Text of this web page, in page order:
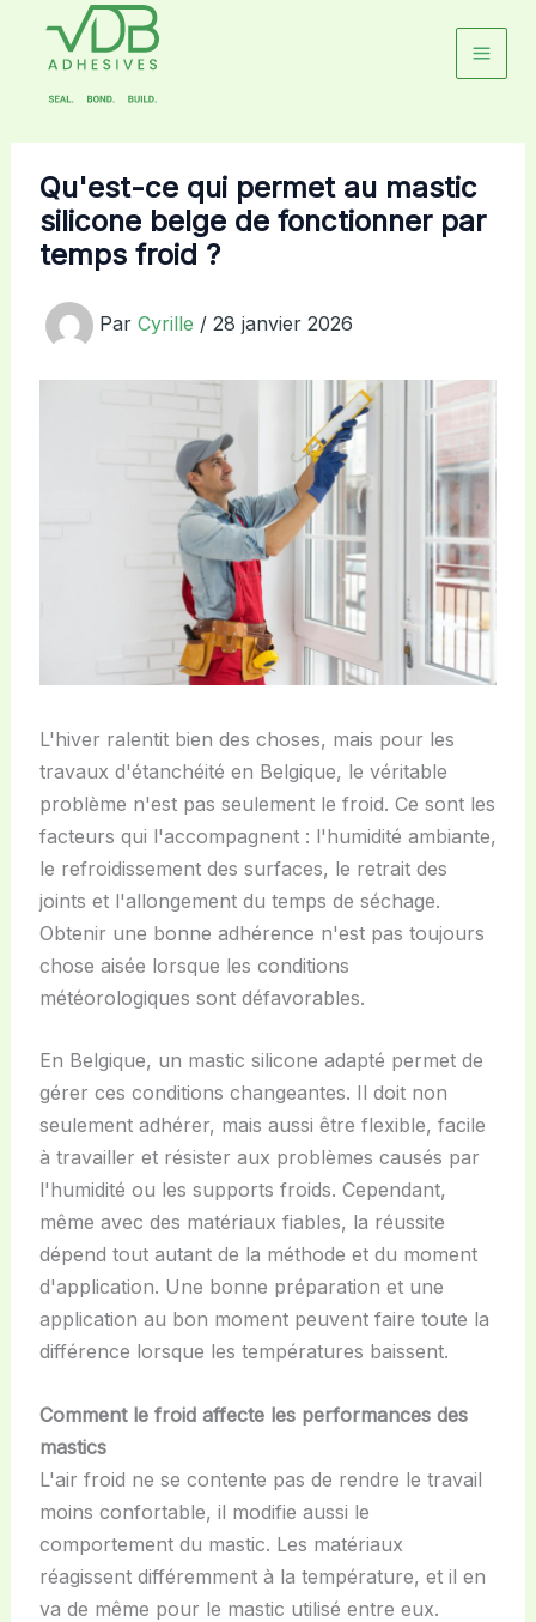
Qu'est-ce qui permet au mastic
silicone belge de fonctionner par
temps froid ?
Par Cyrille / 28 janvier 2026
L'hiver ralentit bien des choses, mais pour les
travaux d'étanchéité en Belgique, le véritable
problème n'est pas seulement le froid. Ce sont les
facteurs qui l'accompagnent : l'humidité ambiante,
le refroidissement des surfaces, le retrait des
joints et l'allongement du temps de séchage.
Obtenir une bonne adhérence n'est pas toujours
chose aisée lorsque les conditions
météorologiques sont défavorables.
En Belgique, un mastic silicone adapté permet de
gérer ces conditions changeantes. Il doit non
seulement adhérer, mais aussi être flexible, facile
à travailler et résister aux problèmes causés par
l'humidité ou les supports froids. Cependant,
même avec des matériaux fiables, la réussite
dépend tout autant de la méthode et du moment
d'application. Une bonne préparation et une
application au bon moment peuvent faire toute la
différence lorsque les températures baissent.
Comment le froid affecte les performances des
mastics
L'air froid ne se contente pas de rendre le travail
moins confortable, il modifie aussi le
comportement du mastic. Les matériaux
réagissent différemment à la température, et il en
va de même pour le mastic utilisé entre eux.